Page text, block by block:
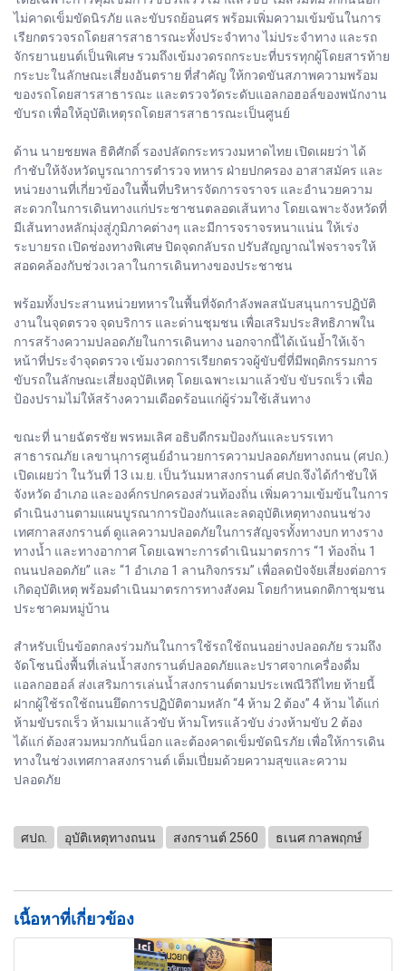
ไม่คาดเข็มขัดนิรภัย และขับรถย้อนศร พร้อมเพิ่มความเข้มข้นในการ
เรียกตรวจรถโดยสารสาธารณะทั้งประจำทาง ไม่ประจำทาง และรถ
จักรยานยนต์เป็นพิเศษ รวมถึงเข้มงวดรถกระบะที่บรรทุกผู้โดยสารท้าย
กระบะในลักษณะเสี่ยงอันตราย ที่สำคัญ ให้กวดขันสภาพความพร้อม
ของรถโดยสารสาธารณะ และตรวจวัดระดับแอลกอฮอล์ของพนักงาน
ขับรถ เพื่อให้อุบัติเหตุรถโดยสารสาธารณะเป็นศูนย์
ด้าน นายชยพล ธิติศักดิ์ รองปลัดกระทรวงมหาดไทย เปิดเผยว่า ได้
กำชับให้จังหวัดบูรณาการตำรวจ ทหาร ฝ่ายปกครอง อาสาสมัคร และ
หน่วยงานที่เกี่ยวข้องในพื้นที่บริหารจัดการจราจร และอำนวยความ
สะดวกในการเดินทางแก่ประชาชนตลอดเส้นทาง โดยเฉพาะจังหวัดที่
มีเส้นทางหลักมุ่งสู่ภูมิภาคต่างๆ และมีการจราจรหนาแน่น ให้เร่ง
ระบายรถ เปิดช่องทางพิเศษ ปิดจุดกลับรถ ปรับสัญญาณไฟจราจรให้
สอดคล้องกับช่วงเวลาในการเดินทางของประชาชน
พร้อมทั้งประสานหน่วยทหารในพื้นที่จัดกำลังพลสนับสนุนการปฏิบัติ
งานในจุดตรวจ จุดบริการ และด่านชุมชน เพื่อเสริมประสิทธิภาพใน
การสร้างความปลอดภัยในการเดินทาง นอกจากนี้ได้เน้นย้ำให้เจ้า
หน้าที่ประจำจุดตรวจ เข้มงวดการเรียกตรวจผู้ขับขี่ที่มีพฤติกรรมการ
ขับรถในลักษณะเสี่ยงอุบัติเหตุ โดยเฉพาะเมาแล้วขับ ขับรถเร็ว เพื่อ
ป้องปรามไม่ให้สร้างความเดือดร้อนแก่ผู้ร่วมใช้เส้นทาง
ขณะที่ นายฉัตรชัย พรหมเลิศ อธิบดีกรมป้องกันและบรรเทา
สาธารณภัย เลขานุการศูนย์อำนวยการความปลอดภัยทางถนน (ศปถ.)
เปิดเผยว่า ในวันที่ 13 เม.ย. เป็นวันมหาสงกรานต์ ศปถ.จึงได้กำชับให้
จังหวัด อำเภอ และองค์กรปกครองส่วนท้องถิ่น เพิ่มความเข้มข้นในการ
ดำเนินงานตามแผนบูรณาการป้องกันและลดอุบัติเหตุทางถนนช่วง
เทศกาลสงกรานต์ ดูแลความปลอดภัยในการสัญจรทั้งทางบก ทางราง
ทางน้ำ และทางอากาศ โดยเฉพาะการดำเนินมาตรการ “1 ท้องถิ่น 1
ถนนปลอดภัย” และ “1 อำเภอ 1 ลานกิจกรรม” เพื่อลดปัจจัยเสี่ยงต่อการ
เกิดอุบัติเหตุ พร้อมดำเนินมาตรการทางสังคม โดยกำหนดกติกาชุมชน
ประชาคมหมู่บ้าน
สำหรับเป็นข้อตกลงร่วมกันในการใช้รถใช้ถนนอย่างปลอดภัย รวมถึง
จัดโซนนิ่งพื้นที่เล่นน้ำสงกรานต์ปลอดภัยและปราศจากเครื่องดื่ม
แอลกอฮอล์ ส่งเสริมการเล่นน้ำสงกรานต์ตามประเพณีวิถีไทย ท้ายนี้
ฝากผู้ใช้รถใช้ถนนยึดการปฏิบัติตามหลัก “4 ห้าม 2 ต้อง” 4 ห้าม ได้แก่
ห้ามขับรถเร็ว ห้ามเมาแล้วขับ ห้ามโทรแล้วขับ ง่วงห้ามขับ 2 ต้อง
ได้แก่ ต้องสวมหมวกกันน็อก และต้องคาดเข็มขัดนิรภัย เพื่อให้การเดิน
ทางในช่วงเทศกาลสงกรานต์ เต็มเปี่ยมด้วยความสุขและความ
ปลอดภัย
ศปถ. อุบัติเหตุทางถนน สงกรานต์ 2560 ธเนศ กาลพฤกษ์
เนื้อหาที่เกี่ยวข้อง